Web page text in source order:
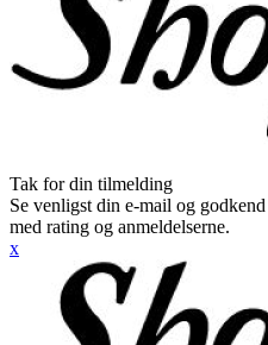
Tak for din tilmelding
Se venligst din e-mail og
med rating og anmeldelserne.
x